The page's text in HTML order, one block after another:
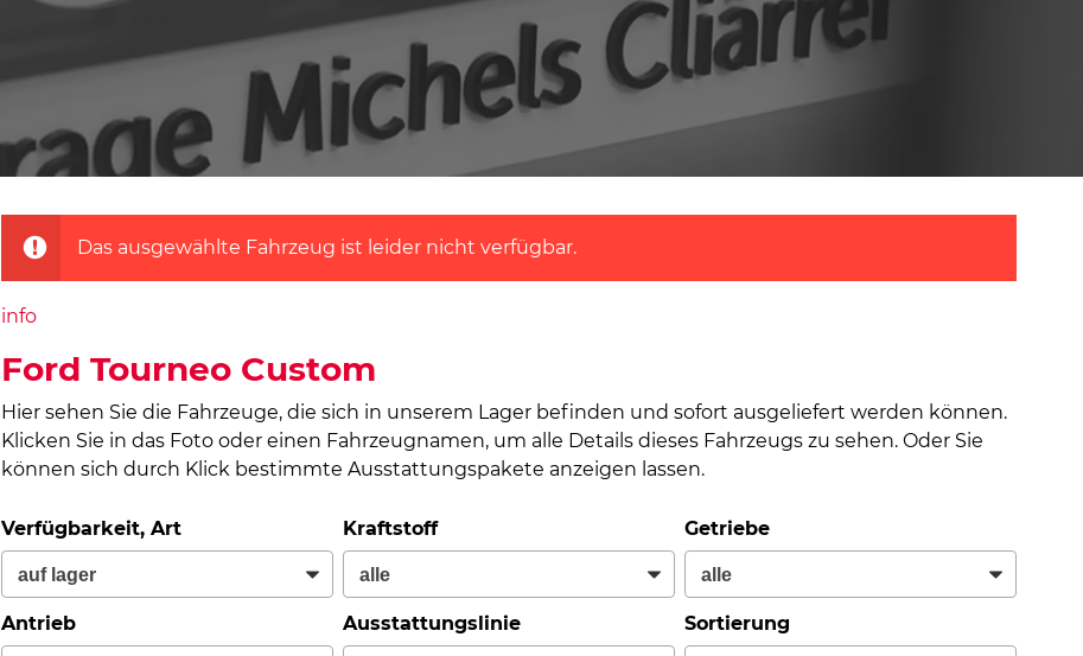
Das ausgewählte Fahrzeug ist leider nicht verfügbar.
info
Ford Tourneo Custom
Hier sehen Sie die Fahrzeuge, die sich in unserem Lager befinden und sofort ausgeliefert werden können.
Klicken Sie in das Foto oder einen Fahrzeugnamen, um alle Details dieses Fahrzeugs zu sehen. Oder Sie
können sich durch Klick bestimmte Ausstattungspakete anzeigen lassen.
Verfügbarkeit, Art Kraftstoff Getriebe
Antrieb Ausstattungslinie Sortierung